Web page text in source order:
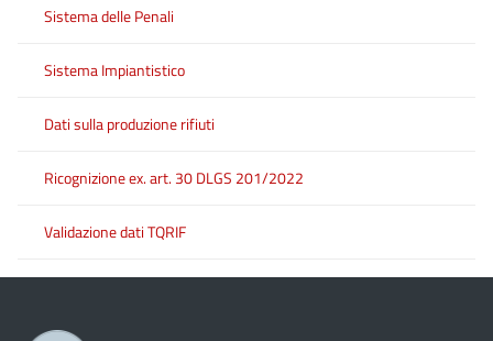
Sistema delle Penali
Sistema Impiantistico
Dati sulla produzione rifiuti
Ricognizione ex. art. 30 DLGS 201/2022
Validazione dati TQRIF